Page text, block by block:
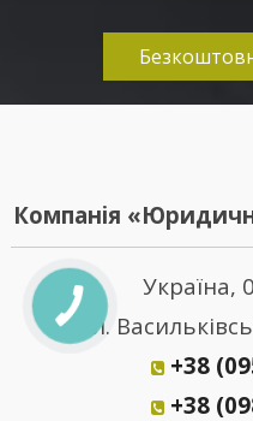
Компанія
Україна,
вул.
+38
+38